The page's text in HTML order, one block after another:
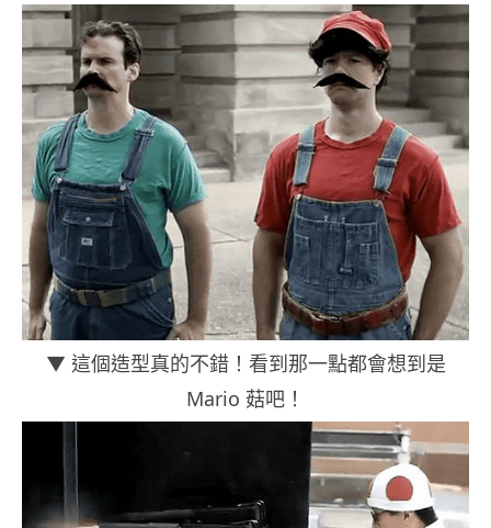
▼ 這個造型真的不錯！看到那一點都會想到是
Mario 菇吧！